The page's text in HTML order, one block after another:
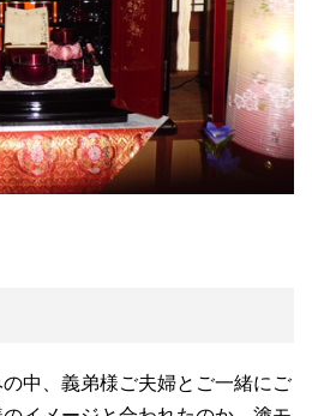
中、義弟様ご夫婦とご一緒にご